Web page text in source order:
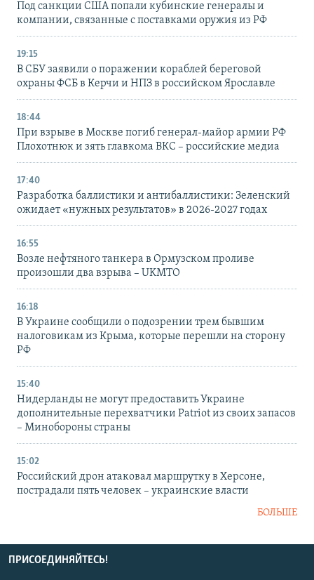
Под санкции США попали кубинские генералы и
компании, связанные с поставками оружия из РФ
19:15
В СБУ заявили о поражении кораблей береговой
охраны ФСБ в Керчи и НПЗ в российском Ярославле
18:44
При взрыве в Москве погиб генерал-майор армии РФ
Плохотнюк и зять главкома ВКС – российские медиа
17:40
Разработка баллистики и антибаллистики: Зеленский
ожидает «нужных результатов» в 2026-2027 годах
16:55
Возле нефтяного танкера в Ормузском проливе
произошли два взрыва – UKMTO
16:18
В Украине сообщили о подозрении трем бывшим
налоговикам из Крыма, которые перешли на сторону
РФ
15:40
Нидерланды не могут предоставить Украине
дополнительные перехватчики Patriot из своих запасов
– Минобороны страны
15:02
Российский дрон атаковал маршрутку в Херсоне,
пострадали пять человек – украинские власти
БОЛЬШЕ
ПРИСОЕДИНЯЙТЕСЬ!